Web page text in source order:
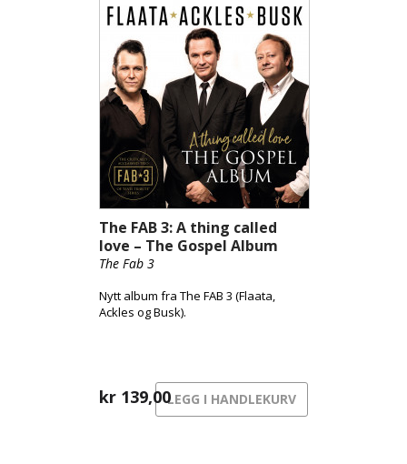
The FAB 3: A thing called
love – The Gospel Album
The Fab 3
Nytt album fra The FAB 3 (Flaata,
Ackles og Busk).
kr 139,00LEGG I HANDLEKURV